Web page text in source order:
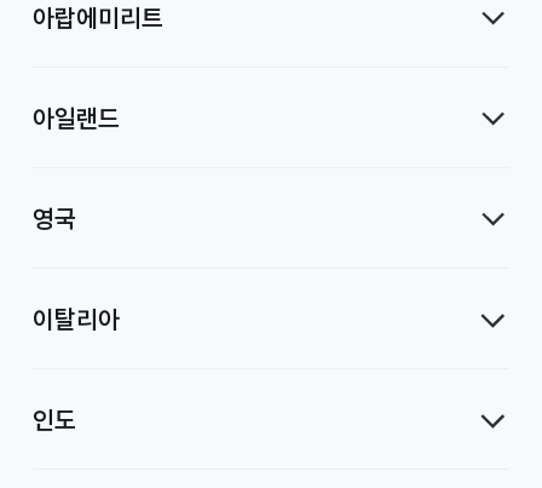
아랍에미리트
아일랜드
영국
이탈리아
인도